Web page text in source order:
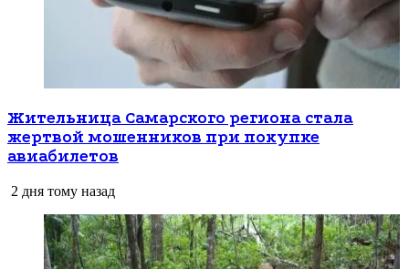
Жительница Самарского региона стала
жертвой мошенников при покупке
авиабилетов
2 дня тому назад